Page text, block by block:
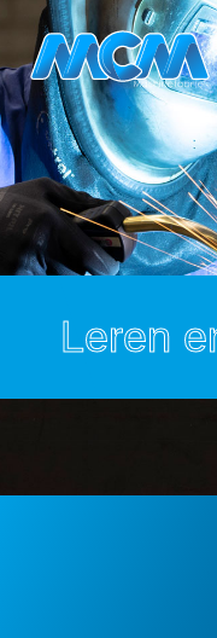
Leren